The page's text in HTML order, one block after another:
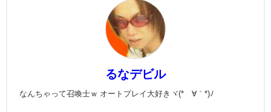
るなデビル
なんちゃって召喚士ｗ オートプレイ大好きヾ(*´∀｀*)ﾉ